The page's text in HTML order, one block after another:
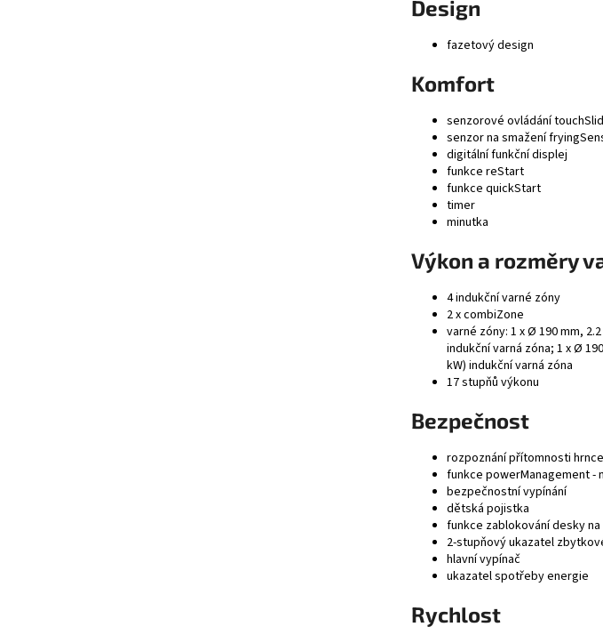
Design
fazetový design
Komfort
senzorové ovládání
senzor na smažení
digitální funkční displej
funkce reStart
funkce quickStart
timer
minutka
Výkon a rozměry
4 indukční varné zóny
2 x combiZone
varné zóny: 1 x Ø 190 mm,
indukční varná zóna; 1 x Ø
kW) indukční varná zóna
17 stupňů výkonu
Bezpečnost
rozpoznání přítomnosti hrnce
funkce powerManagement -
bezpečnostní vypínání
dětská pojistka
funkce zablokování desky
2-stupňový ukazatel
hlavní vypínač
ukazatel spotřeby energie
Rychlost